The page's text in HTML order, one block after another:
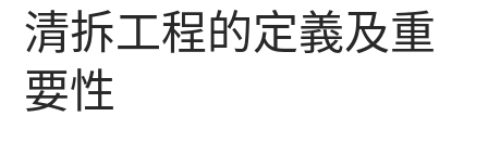
清拆工程的定義及重
要性